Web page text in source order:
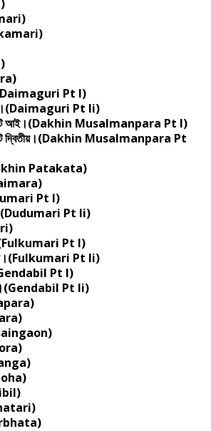
Pt I)
Pt Ii)
পিটি আই।(Dakhin Musalmanpara Pt I)
পিটি দ্বিতীয়।(Dakhin Musalmanpara Pt
Patakata)
Pt I)
Pt Ii)
Pt I)
Pt Ii)
Pt I)
Pt Ii)